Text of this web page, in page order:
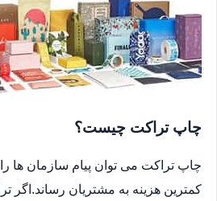
چاپ تراکت چیست؟
چاپ تراکت می توان پیام سازمان ها
کمترین هزینه به مشتریان رساند.اگر